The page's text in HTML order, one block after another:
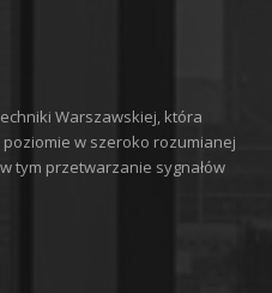
Warszawskiej, która
w szeroko rozumianej
tym przetwarzanie sygnałów